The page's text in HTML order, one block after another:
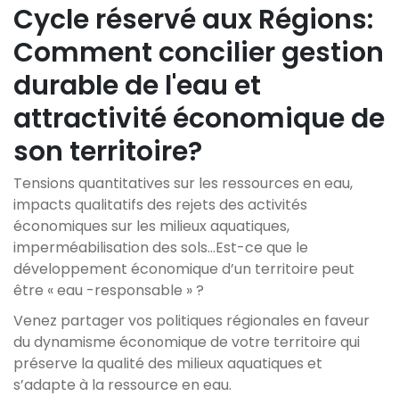
Cycle réservé aux Régions:
Comment concilier gestion
durable de l'eau et
attractivité économique de
son territoire?
Tensions quantitatives sur les ressources en eau,
impacts qualitatifs des rejets des activités
économiques sur les milieux aquatiques,
imperméabilisation des sols…Est-ce que le
développement économique d’un territoire peut
être « eau -responsable » ?
Venez partager vos politiques régionales en faveur
du dynamisme économique de votre territoire qui
préserve la qualité des milieux aquatiques et
s’adapte à la ressource en eau.